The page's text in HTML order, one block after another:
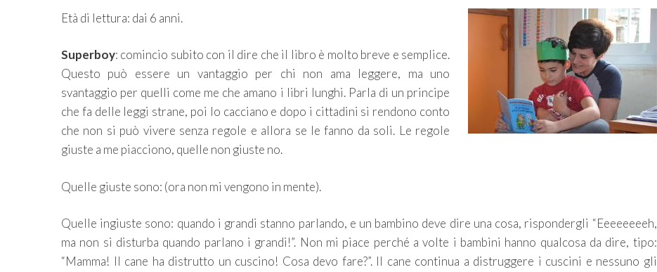
Età di lettura: dai 6 anni.
Superboy: comincio subito con il dire che il libro è molto breve e semplice.
Questo può essere un vantaggio per chi non ama leggere, ma uno
svantaggio per quelli come me che amano i libri lunghi. Parla di un principe
che fa delle leggi strane, poi lo cacciano e dopo i cittadini si rendono conto
che non si può vivere senza regole e allora se le fanno da soli. Le regole
giuste a me piacciono, quelle non giuste no.
Quelle giuste sono: (ora non mi vengono in mente).
Quelle ingiuste sono: quando i grandi stanno parlando, e un bambino deve dire una cosa, rispondergli “Eeeeeeeeh,
ma non si disturba quando parlano i grandi!”. Non mi piace perché a volte i bambini hanno qualcosa da dire, tipo:
“Mamma! Il cane ha distrutto un cuscino! Cosa devo fare?”. Il cane continua a distruggere i cuscini e nessuno gli